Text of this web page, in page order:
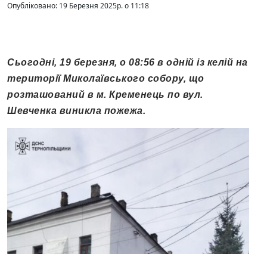
Опубліковано: 19 Березня 2025р. о 11:18
Сьогодні, 19 березня, о 08:56 в одній із келій на
території Миколаївського собору, що
розташований в м. Кременець по вул.
Шевченка виникла пожежа.